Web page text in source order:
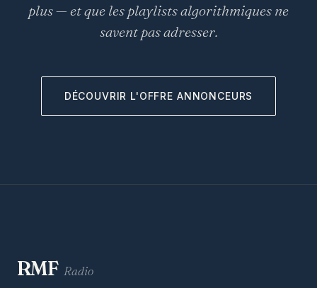
plus — et que les playlists algorithmiques ne
savent pas adresser.
DÉCOUVRIR L'OFFRE ANNONCEURS
RMF Radio